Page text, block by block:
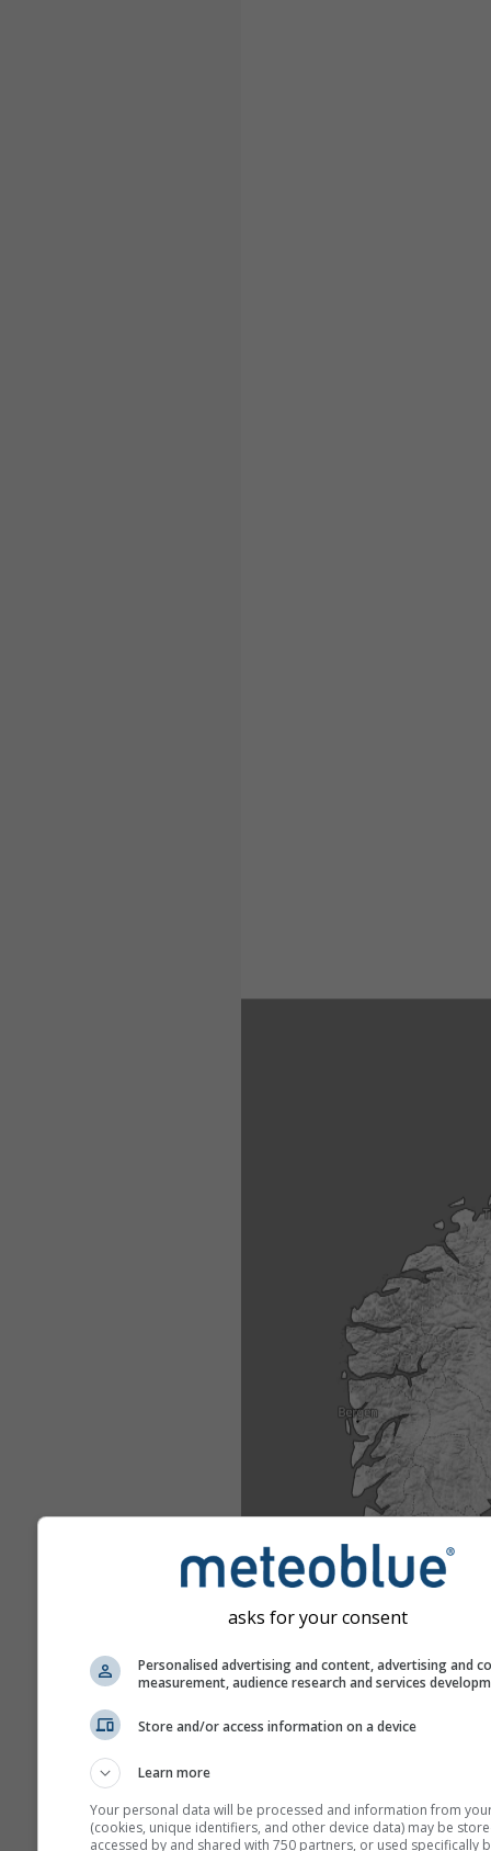
asks for your consent
Personalised advertising and content, advertising and
measurement, audience research and services
Store and/or access information on a device
Learn more
Your personal data will be processed and information from
(cookies, unique identifiers, and other device data) may be
accessed by and shared with 750 partners, or used specifically